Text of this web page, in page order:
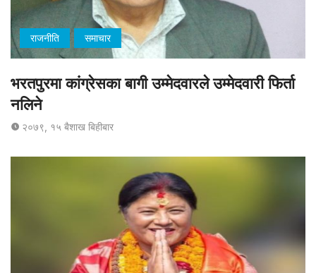
राजनीति समाचार
भरतपुरमा कांग्रेसका बागी उम्मेदवारले उम्मेदवारी फिर्ता
नलिने
२०७९, १५ बैशाख बिहीबार